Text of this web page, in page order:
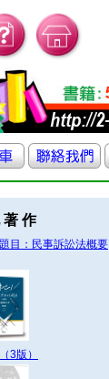
著 作
目：民事訴訟法概要
3版）